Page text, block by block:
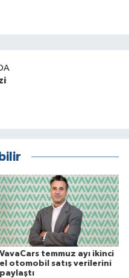
VavaCars temmuz ayı ikinci
el otomobil satış verilerini
paylaştı